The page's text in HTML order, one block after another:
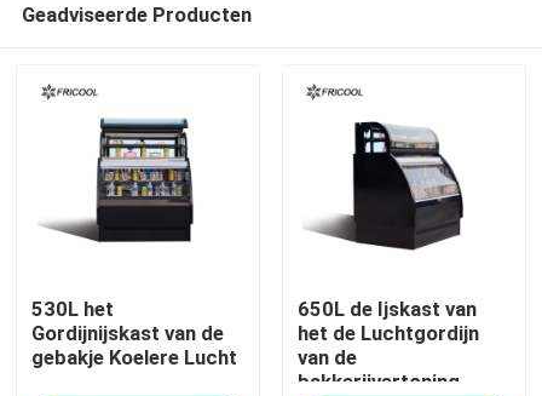
Thuis
Geadviseerde Producten
530L het
Gordijnijskast van de
gebakje Koelere Lucht
650L de Ijskast van
het de Luchtgordijn
van de
bakkerijvertoning